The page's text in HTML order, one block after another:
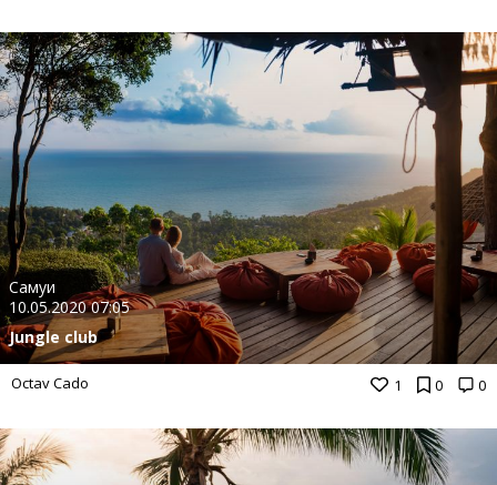
1 0 0
Самуи
10.05.2020 07:05
Jungle club
Octav Cado